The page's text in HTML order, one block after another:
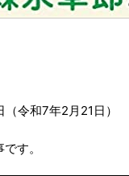
令和7年2月21日）
す。